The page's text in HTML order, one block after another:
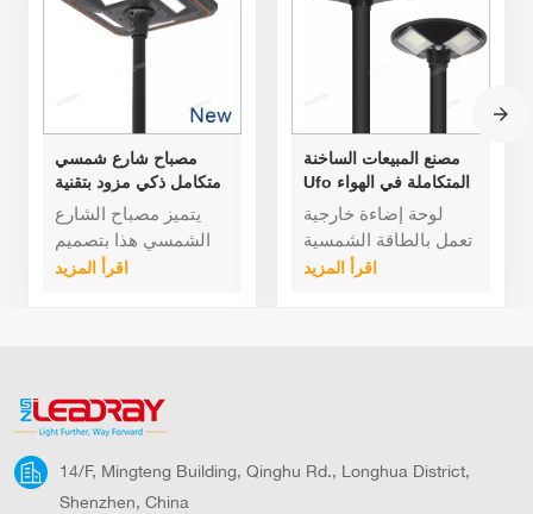
مصباح شارع شمسي
متكامل ذكي مزود بتقنية
واط
يتميز مصباح الشارع
الشمسي هذا بتصميم
حدودي متباين باللونين
الخارجية.بفضل نظام
التكيف الذكي الحساس
درجة حرارة اللون
تلقائيًا وفقًا لظروف
اقرأ المزيد
مصنع المبيعات الساخنة
Ufo المتكاملة في الهواء
الطلق مصباح يعمل
بالطاقة الشمسية حديقة
أضواء مصنع الجملة
لوحة إضاءة خارجية
تعمل بالطاقة الشمسية
LED بقوة 6 فولت و18
اقرأ المزيد
14/F, Mingteng Building, Qinghu Rd., Longhua District,
Shenzhen, China